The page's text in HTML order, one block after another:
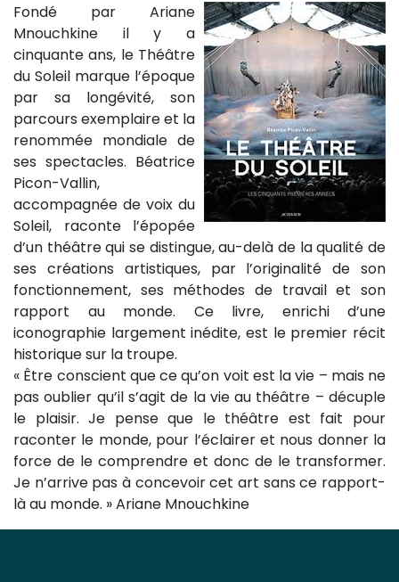
Fondé par Ariane
Mnouchkine il y a
cinquante ans, le Théâtre
du Soleil marque l’époque
par sa longévité, son
parcours exemplaire et la
renommée mondiale de
ses spectacles. Béatrice
Picon-Vallin,
accompagnée de voix du
Soleil, raconte l’épopée
d’un théâtre qui se distingue, au-delà de la qualité de
ses créations artistiques, par l’originalité de son
fonctionnement, ses méthodes de travail et son
rapport au monde. Ce livre, enrichi d’une
iconographie largement inédite, est le premier récit
historique sur la troupe.
« Être conscient que ce qu’on voit est la vie – mais ne
pas oublier qu’il s’agit de la vie au théâtre – décuple
le plaisir. Je pense que le théâtre est fait pour
raconter le monde, pour l’éclairer et nous donner la
force de le comprendre et donc de le transformer.
Je n’arrive pas à concevoir cet art sans ce rapport-
là au monde. » Ariane Mnouchkine